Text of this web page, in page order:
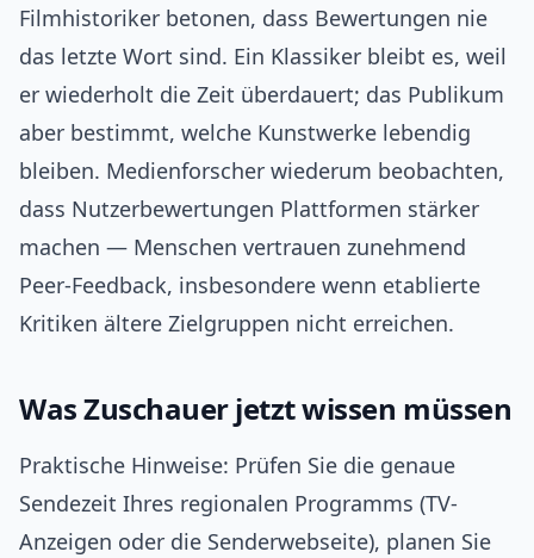
Filmhistoriker betonen, dass Bewertungen nie
das letzte Wort sind. Ein Klassiker bleibt es, weil
er wiederholt die Zeit überdauert; das Publikum
aber bestimmt, welche Kunstwerke lebendig
bleiben. Medienforscher wiederum beobachten,
dass Nutzerbewertungen Plattformen stärker
machen — Menschen vertrauen zunehmend
Peer-Feedback, insbesondere wenn etablierte
Kritiken ältere Zielgruppen nicht erreichen.
Was Zuschauer jetzt wissen müssen
Praktische Hinweise: Prüfen Sie die genaue
Sendezeit Ihres regionalen Programms (TV-
Anzeigen oder die Senderwebseite), planen Sie